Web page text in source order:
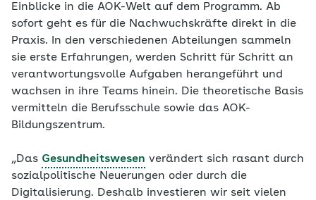
Einblicke in die AOK-Welt auf dem Programm. Ab
sofort geht es für die Nachwuchskräfte direkt in die
Praxis. In den verschiedenen Abteilungen sammeln
sie erste Erfahrungen, werden Schritt für Schritt an
verantwortungsvolle Aufgaben herangeführt und
wachsen in ihre Teams hinein. Die theoretische Basis
vermitteln die Berufsschule sowie das AOK-
Bildungszentrum.
„Das Gesundheitswesen verändert sich rasant durch
sozialpolitische Neuerungen oder durch die
Digitalisierung. Deshalb investieren wir seit vielen